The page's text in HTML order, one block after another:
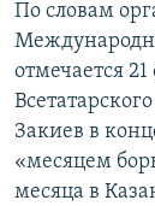
По словам
отмечается
Закиев в
«месяцем
месяца в